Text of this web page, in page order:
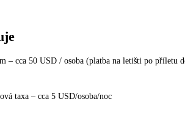
– cca 50 USD / osoba (platba na letišti po příletu
taxa – cca 5 USD/osoba/noc